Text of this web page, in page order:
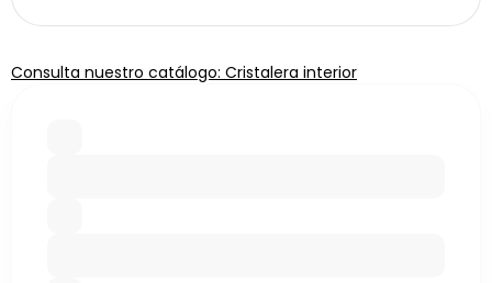
Consulta nuestro catálogo: Cristalera interior